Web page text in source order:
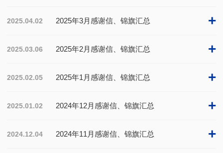
2025.04.02 2025年3月感谢信、锦旗汇总 +
2025.03.06 2025年2月感谢信、锦旗汇总 +
2025.02.05 2025年1月感谢信、锦旗汇总 +
2025.01.02 2024年12月感谢信、锦旗汇总 +
2024.12.04 2024年11月感谢信、锦旗汇总 +